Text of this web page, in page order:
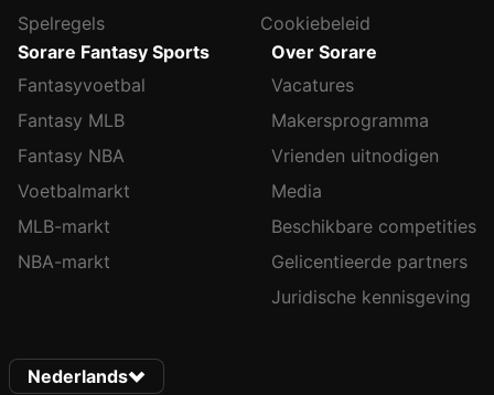
Spelregels
Cookiebeleid
Sorare Fantasy Sports
Fantasyvoetbal
Fantasy MLB
Fantasy NBA
Voetbalmarkt
MLB-markt
NBA-markt
Over Sorare
Vacatures
Makersprogramma
Vrienden uitnodigen
Media
Beschikbare competities
Gelicentieerde partners
Juridische kennisgeving
Nederlands